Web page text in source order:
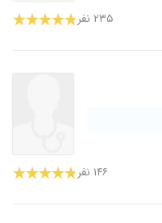
۲۳۵ نفر
۱۴۶ نفر